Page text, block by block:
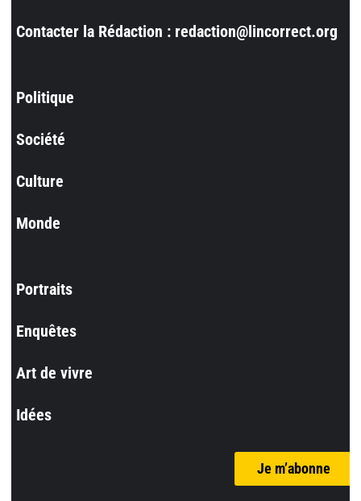
Contacter la Rédaction : redaction@lincorrect.org
Politique
Société
Culture
Monde
Portraits
Enquêtes
Art de vivre
Idées
Je m’abonne